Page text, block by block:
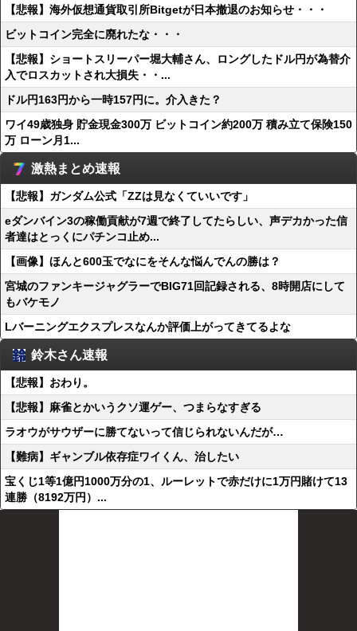
【悲報】海外仮想通貨取引所Bitgetが日本撤退のお知らせ・・・
ビットコイン完全に廃れたな・・・
【悲報】ショートスリーパー堀大輔さん、ロングしたドル円が為替介
入でロスカットされ大損失・・...
ドル円163円から一時157円に。介入きた？
ワイ49歳独身 貯金現金300万 ビットコイン約200万 積み立て保険150
万 ローン月1...
激熱まとめ速報
【悲報】ガンダム公式「ZZは見なくていいです」
eダンバイン3の稼働貢献が7週で終了してたらしい、声デカかった信
者達はとっくにパチンコ止め...
【画像】ほんと600玉でなにをそんな悩んでんの勝は？
宮城のファンキージャグラーでBIG71回記録される、8時開店にして
もバケモノ
Lバーニングエクスプレスなんか評価上がってきてるよな
鈴木さん速報
【悲報】おわり。
【悲報】麻雀とかいうクソ運ゲー、つまらなすぎる
ラオウがサウザーに勝てないって信じられないんだが…
【難病】ギャンブル依存症ワイくん、治したい
宝くじ1等1億円1000万分の1、ルーレットで赤だけに1万円賭けて13
連勝（8192万円）...